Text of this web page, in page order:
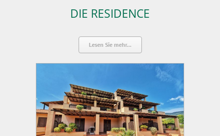
DIE RESIDENCE
Lesen Sie mehr…